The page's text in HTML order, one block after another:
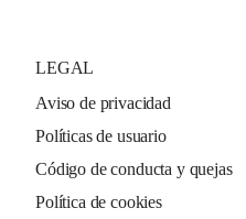
LEGAL
Aviso de privacidad
Políticas de usuario
Código de conducta y quejas
Política de cookies